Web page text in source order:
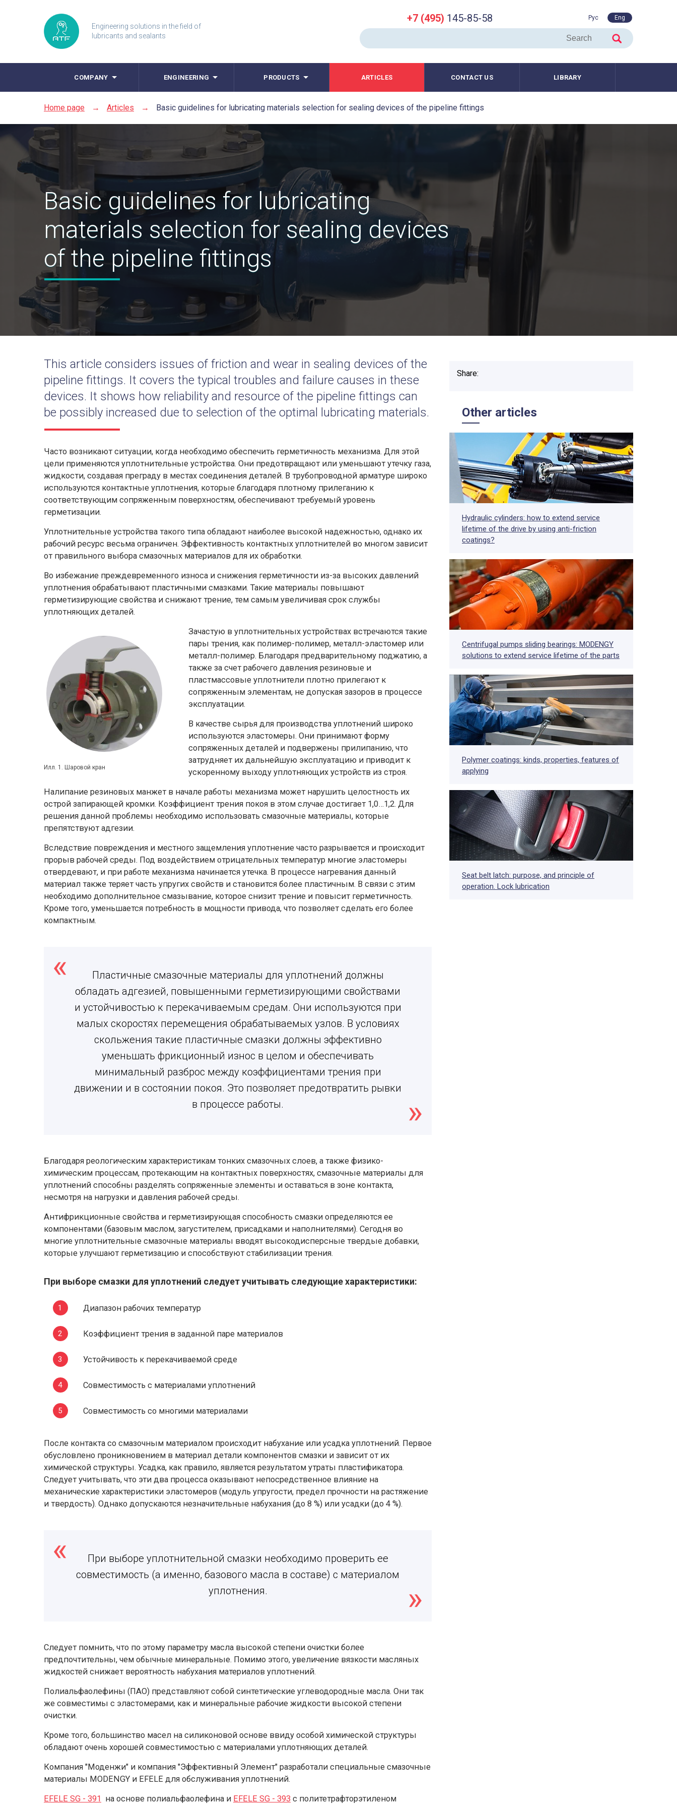
Engineering solutions in the field of
lubricants and sealants
+7 (495) 145-85-58 Рус Eng
COMPANY ENGINEERING PRODUCTS ARTICLES CONTACT US LIBRARY
Home page → Articles → Basic guidelines for lubricating materials selection for sealing devices of the pipeline fittings
Basic guidelines for lubricating
materials selection for sealing devices
of the pipeline fittings
Share:
Other articles
Hydraulic cylinders: how to extend service
lifetime of the drive by using anti-friction
coatings?
Centrifugal pumps sliding bearings: MODENGY
solutions to extend service lifetime of the parts
Polymer coatings: kinds, properties, features of
applying
Seat belt latch: purpose, and principle of
operation. Lock lubrication
This article considers issues of friction and wear in sealing devices of the
pipeline fittings. It covers the typical troubles and failure causes in these
devices. It shows how reliability and resource of the pipeline fittings can
be possibly increased due to selection of the optimal lubricating materials.
Часто возникают ситуации, когда необходимо обеспечить герметичность механизма. Для этой
цели применяются уплотнительные устройства. Они предотвращают или уменьшают утечку газа,
жидкости, создавая преграду в местах соединения деталей. В трубопроводной арматуре широко
используются контактные уплотнения, которые благодаря плотному прилеганию к
соответствующим сопряженным поверхностям, обеспечивают требуемый уровень
герметизации.
Уплотнительные устройства такого типа обладают наиболее высокой надежностью, однако их
рабочий ресурс весьма ограничен. Эффективность контактных уплотнителей во многом зависит
от правильного выбора смазочных материалов для их обработки.
Во избежание преждевременного износа и снижения герметичности из-за высоких давлений
уплотнения обрабатывают пластичными смазками. Такие материалы повышают
герметизирующие свойства и снижают трение, тем самым увеличивая срок службы
уплотняющих деталей.
Илл. 1. Шаровой кран
Зачастую в уплотнительных устройствах встречаются такие
пары трения, как полимер-полимер, металл-эластомер или
металл-полимер. Благодаря предварительному поджатию, а
также за счет рабочего давления резиновые и
пластмассовые уплотнители плотно прилегают к
сопряженным элементам, не допуская зазоров в процессе
эксплуатации.
В качестве сырья для производства уплотнений широко
используются эластомеры. Они принимают форму
сопряженных деталей и подвержены прилипанию, что
затрудняет их дальнейшую эксплуатацию и приводит к
ускоренному выходу уплотняющих устройств из строя.
Налипание резиновых манжет в начале работы механизма может нарушить целостность их
острой запирающей кромки. Коэффициент трения покоя в этом случае достигает 1,0…1,2. Для
решения данной проблемы необходимо использовать смазочные материалы, которые
препятствуют адгезии.
Вследствие повреждения и местного защемления уплотнение часто разрывается и происходит
прорыв рабочей среды. Под воздействием отрицательных температур многие эластомеры
отвердевают, и при работе механизма начинается утечка. В процессе нагревания данный
материал также теряет часть упругих свойств и становится более пластичным. В связи с этим
необходимо дополнительное смазывание, которое снизит трение и повысит герметичность.
Кроме того, уменьшается потребность в мощности привода, что позволяет сделать его более
компактным.
Пластичные смазочные материалы для уплотнений должны
обладать адгезией, повышенными герметизирующими свойствами
и устойчивостью к перекачиваемым средам. Они используются при
малых скоростях перемещения обрабатываемых узлов. В условиях
скольжения такие пластичные смазки должны эффективно
уменьшать фрикционный износ в целом и обеспечивать
минимальный разброс между коэффициентами трения при
движении и в состоянии покоя. Это позволяет предотвратить рывки
в процессе работы.
Благодаря реологическим характеристикам тонких смазочных слоев, а также физико-
химическим процессам, протекающим на контактных поверхностях, смазочные материалы для
уплотнений способны разделять сопряженные элементы и оставаться в зоне контакта,
несмотря на нагрузки и давления рабочей среды.
Антифрикционные свойства и герметизирующая способность смазки определяются ее
компонентами (базовым маслом, загустителем, присадками и наполнителями). Сегодня во
многие уплотнительные смазочные материалы вводят высокодисперсные твердые добавки,
которые улучшают герметизацию и способствуют стабилизации трения.
При выборе смазки для уплотнений следует учитывать следующие характеристики:
Диапазон рабочих температур
Коэффициент трения в заданной паре материалов
Устойчивость к перекачиваемой среде
Совместимость с материалами уплотнений
Совместимость со многими материалами
После контакта со смазочным материалом происходит набухание или усадка уплотнений. Первое
обусловлено проникновением в материал детали компонентов смазки и зависит от их
химической структуры. Усадка, как правило, является результатом утраты пластификатора.
Следует учитывать, что эти два процесса оказывают непосредственное влияние на
механические характеристики эластомеров (модуль упругости, предел прочности на растяжение
и твердость). Однако допускаются незначительные набухания (до 8 %) или усадки (до 4 %).
При выборе уплотнительной смазки необходимо проверить ее
совместимость (а именно, базового масла в составе) с материалом
уплотнения.
Следует помнить, что по этому параметру масла высокой степени очистки более
предпочтительны, чем обычные минеральные. Помимо этого, увеличение вязкости масляных
жидкостей снижает вероятность набухания материалов уплотнений.
Полиальфаолефины (ПАО) представляют собой синтетические углеводородные масла. Они так
же совместимы с эластомерами, как и минеральные рабочие жидкости высокой степени
очистки.
Кроме того, большинство масел на силиконовой основе ввиду особой химической структуры
обладают очень хорошей совместимостью с материалами уплотняющих деталей.
Компания "Моденжи" и компания "Эффективный Элемент" разработали специальные смазочные
материалы MODENGY и EFELE для обслуживания уплотнений.
EFELE SG - 391 на основе полиальфаолефина и EFELE SG - 393 с политетрафторэтиленом